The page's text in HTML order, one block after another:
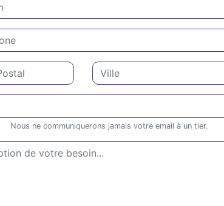
Nous ne communiquerons jamais votre email à un tier.